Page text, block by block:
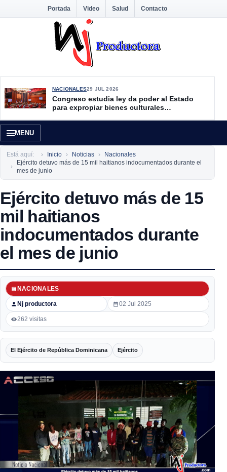
Portada Video Salud Contacto
NACIONALES29 JUL 2026
Congreso estudia ley da poder al Estado
para expropiar bienes culturales
MENU
Está aquí: Inicio Noticias
Nacionales
Ejército detuvo más de 15 mil haitianos indocumentados durante el
mes de junio
Ejército detuvo más de 15
mil haitianos
indocumentados durante
el mes de junio
Nj productora
NACIONALES
02 Jul 2025
262 visitas
El Ejército de República Dominicana Ejército